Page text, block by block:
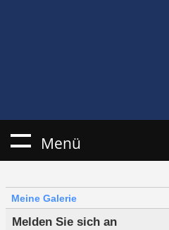
Menü
Meine Galerie
Melden Sie sich an